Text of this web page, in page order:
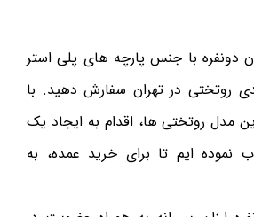
دونفره با جنس پارچه های پلی استر
روتختی در تهران سفارش دهید. با
مدل روتختی ها، اقدام به ایجاد یک
نموده ایم تا برای خرید عمده، به